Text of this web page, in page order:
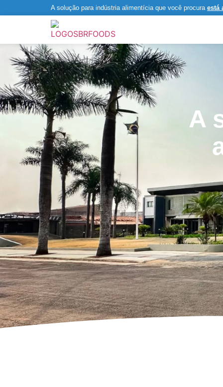
A solução para indústria alimentícia que você procura está
A